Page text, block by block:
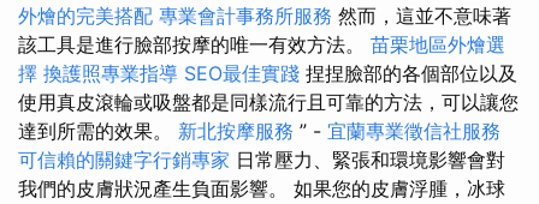
外燴的完美搭配 專業會計事務所服務 然而，這並不意味著
該工具是進行臉部按摩的唯一有效方法。 苗栗地區外燴選
擇 換護照專業指導 SEO最佳實踐 捏捏臉部的各個部位以及
使用真皮滾輪或吸盤都是同樣流行且可靠的方法，可以讓您
達到所需的效果。 新北按摩服務 ” - 宜蘭專業徵信社服務
可信賴的關鍵字行銷專家 日常壓力、緊張和環境影響會對
我們的皮膚狀況產生負面影響。 如果您的皮膚浮腫，冰球